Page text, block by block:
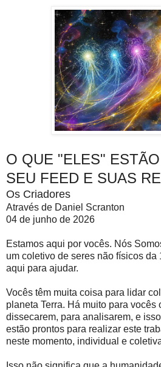
O QUE "ELES"
SEU FEED E SUAS
Os Criadores
Através de Daniel Scranton
04 de junho de 2026
Estamos aqui por vocês. Nós
um coletivo de seres não físicos da
aqui para ajudar.
Vocês têm muita coisa para lidar
planeta Terra. Há muito para vocês
dissecarem, para analisarem, e
estão prontos para realizar este
neste momento, individual e